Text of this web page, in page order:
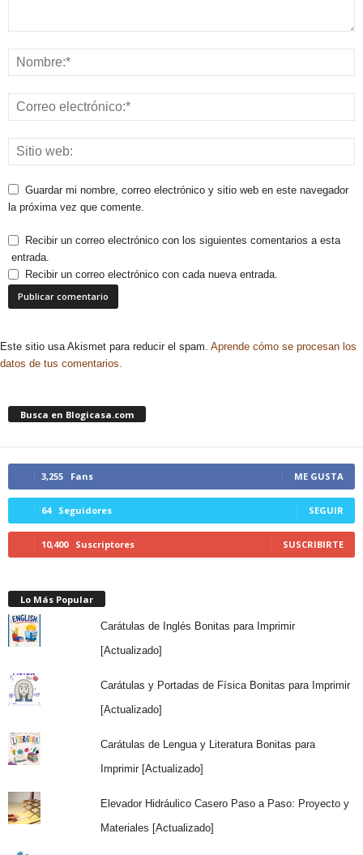
Guardar mi nombre, correo electrónico y sitio web en este navegador
la próxima vez que comente.
Recibir un correo electrónico con los siguientes comentarios a esta
entrada.
Recibir un correo electrónico con cada nueva entrada.
Este sitio usa Akismet para reducir el spam. Aprende cómo se procesan los
datos de tus comentarios.
Busca en Blogicasa.com
3,255 Fans ME GUSTA
64 Seguidores SEGUIR
10,400 Suscriptores SUSCRIBIRTE
Lo Más Popular
Carátulas de Inglés Bonitas para Imprimir
[Actualizado]
Carátulas y Portadas de Física Bonitas para Imprimir
[Actualizado]
Carátulas de Lengua y Literatura Bonitas para
Imprimir [Actualizado]
Elevador Hidráulico Casero Paso a Paso: Proyecto y
Materiales [Actualizado]